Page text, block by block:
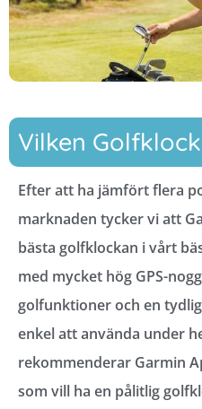
Vilken
Efter att ha jämfört flera
marknaden tycker vi att
bästa golfklockan i vårt
med mycket hög GPS-
golfunktioner och en
enkel att använda under
rekommenderar Garmin
som vill ha en pålitlig